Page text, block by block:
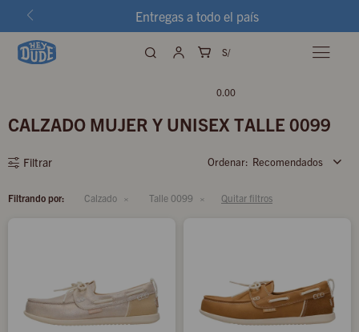
Entregas a todo el país
S/
0.00

CALZADO MUJER Y UNISEX TALLE 0099
Recomendados
Filtrando por: Calzado Talle 0099 Quitar filtros